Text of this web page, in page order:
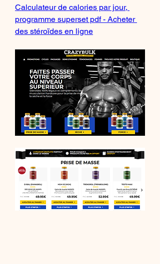
Calculateur de calories par jour,
programme superset pdf - Acheter
des stéroïdes en ligne